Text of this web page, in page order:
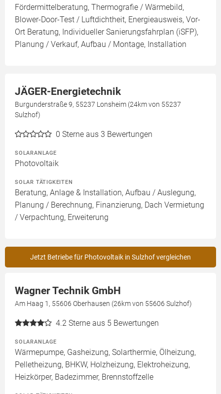
Fördermittelberatung, Thermografie / Wärmebild,
Blower-Door-Test / Luftdichtheit, Energieausweis, Vor-
Ort Beratung, Individueller Sanierungsfahrplan (iSFP),
Planung / Verkauf, Aufbau / Montage, Installation
JÄGER-Energietechnik
Burgunderstraße 9, 55237 Lonsheim (24km von 55237
Sulzhof)
0 Sterne aus 3 Bewertungen
SOLARANLAGE
Photovoltaik
SOLAR TÄTIGKEITEN
Beratung, Anlage & Installation, Aufbau / Auslegung,
Planung / Berechnung, Finanzierung, Dach Vermietung
/ Verpachtung, Erweiterung
Jetzt Betriebe für Photovoltaik in Sulzhof vergleichen
Wagner Technik GmbH
Am Haag 1, 55606 Oberhausen (26km von 55606 Sulzhof)
4.2 Sterne aus 5 Bewertungen
SOLARANLAGE
Wärmepumpe, Gasheizung, Solarthermie, Ölheizung,
Pelletheizung, BHKW, Holzheizung, Elektroheizung,
Heizkörper, Badezimmer, Brennstoffzelle